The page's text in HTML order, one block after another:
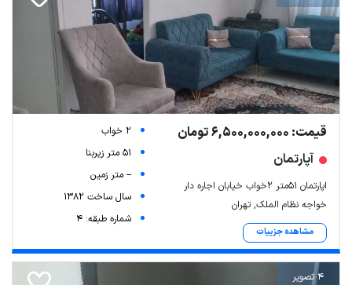
قیمت: 6,500,000,000 تومان
آپارتمان
اپارتمان ۵۱متر ۲خواب خیابان اجاره دار
خواجه نظام الملک, تهران
مشاهده جزییات
2 خواب
51 متر زیربنا
-- متر زمین
سال ساخت 1382
شماره طبقه: 4
4 تصویر